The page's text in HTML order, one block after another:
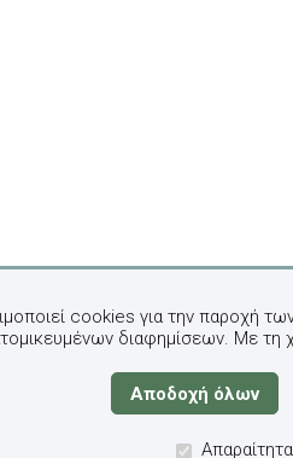
cookies για την παροχή
διαφημίσεων. Με